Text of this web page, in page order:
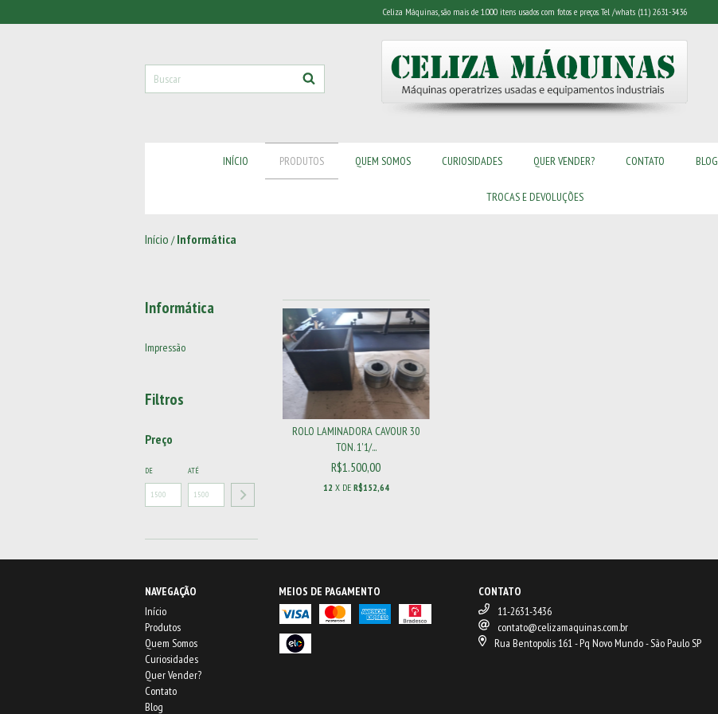
Celiza Máquinas, são mais de 1.000 itens usados com fotos e preços. Tel /whats (11) 2631-3436
INÍCIO PRODUTOS QUEM SOMOS CURIOSIDADES QUER VENDER? CONTATO BLOG
TROCAS E DEVOLUÇÕES
Início / Informática
Informática
Impressão
Filtros
Preço
DE ATÉ
ROLO LAMINADORA CAVOUR 30
TON. 1'1/...
R$1.500,00
12 X DE R$152,64
NAVEGAÇÃO
Início
Produtos
Quem Somos
Curiosidades
Quer Vender?
Contato
Blog
MEIOS DE PAGAMENTO
CONTATO
11-2631-3436
contato@celizamaquinas.com.br
Rua Bentopolis 161 - Pq Novo Mundo - São Paulo SP